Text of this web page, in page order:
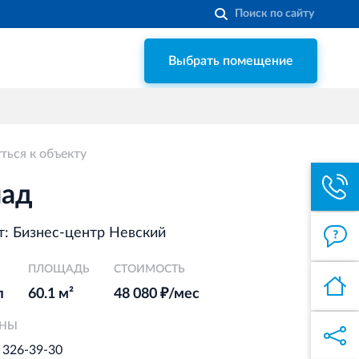
Строительная система ROSSTRO‐
Торгово-развлекательный центр
Вернисаж в Кингисеппе
Выбрать помещение
к объекту
Бизнес-центр Невский
ПЛОЩАДЬ
60.1 м²
СТОИМОСТЬ
48 080 ₽/мес
326-39-30